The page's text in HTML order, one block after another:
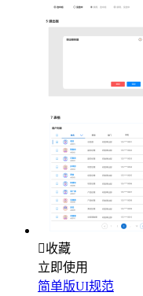
收藏
立即使用
简单版UI规范